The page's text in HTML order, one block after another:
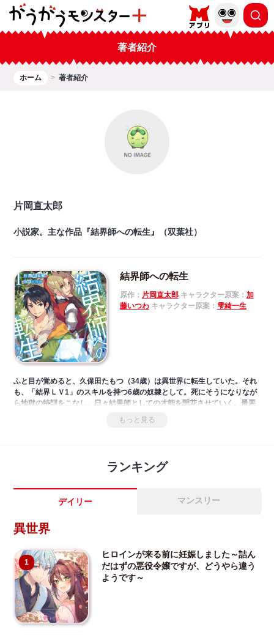
著者紹介
ホーム 著者紹介
片岡直太郎
小説家。主な作品『結界師への転生』（双葉社）
結界師への転生
原作： 片岡直太郎キャラクター原案： 加
藤いつわキャラクター原案： 雫綺一生
ふと目が覚めると、久保田たもつ（34歳）は異世界に転生していた。それ
も、「結界ＬＶ1」のスキルを持つ6歳の奴隷として。死にそうになりなが
ら地獄の特訓をこなし、日々結果師としての才能を開花させていく。最悪
弄されながら今日も全力で奮闘するのであった――
もっと見る
ランキング
デイリー マンスリー
異世界
1
ヒロインが来る前に妊娠しました～詰ん
だはずの悪役令嬢ですが、どうやら違う
ようです～